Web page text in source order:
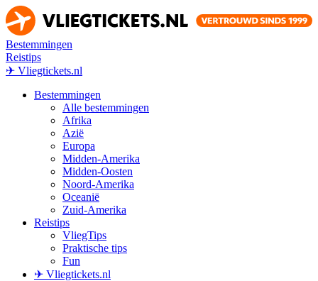
Bestemmingen
Reistips
✈ Vliegtickets.nl
Bestemmingen
Alle bestemmingen
Afrika
Azië
Europa
Midden-Amerika
Midden-Oosten
Noord-Amerika
Oceanië
Zuid-Amerika
Reistips
VliegTips
Praktische tips
Fun
✈ Vliegtickets.nl